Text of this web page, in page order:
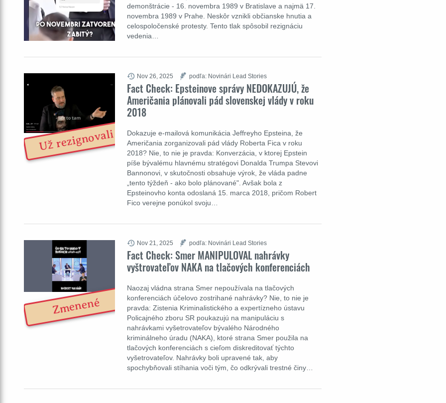
demonštrácie - 16. novembra 1989 v Bratislave a najmä 17.
novembra 1989 v Prahe. Neskôr vznikli občianske hnutia a
celospoločenské protesty. Tento tlak spôsobil rezignáciu
vedenia…
Fact Check: Epsteinove správy NEDOKAZUJÚ, že
Američania plánovali pád slovenskej vlády v roku
2018
Dokazuje e-mailová komunikácia Jeffreyho Epsteina, že
Američania zorganizovali pád vlády Roberta Fica v roku
2018? Nie, to nie je pravda: Konverzácia, v ktorej Epstein
píše bývalému hlavnému stratégovi Donalda Trumpa Stevovi
Bannonovi, v skutočnosti obsahuje výrok, že vláda padne
„tento týždeň - ako bolo plánované". Avšak bola z
Epsteinovho konta odoslaná 15. marca 2018, pričom Robert
Fico verejne ponúkol svoju…
Nov 26, 2025 podľa: Novinári Lead Stories
Už rezignovali
Fact Check: Smer MANIPULOVAL nahrávky
vyštrovateľov NAKA na tlačových konferenciách
Naozaj vládna strana Smer nepoužívala na tlačových
konferenciách účelovo zostrihané nahrávky? Nie, to nie je
pravda: Zistenia Kriminalistického a expertízneho ústavu
Policajného zboru SR poukazujú na manipuláciu s
nahrávkami vyšetrovateľov bývalého Národného
kriminálneho úradu (NAKA), ktoré strana Smer použila na
tlačových konferenciách s cieľom diskreditovať týchto
vyšetrovateľov. Nahrávky boli upravené tak, aby
spochybňovali stíhania voči tým, čo odkrývali trestné činy…
Nov 21, 2025 podľa: Novinári Lead Stories
Zmenené